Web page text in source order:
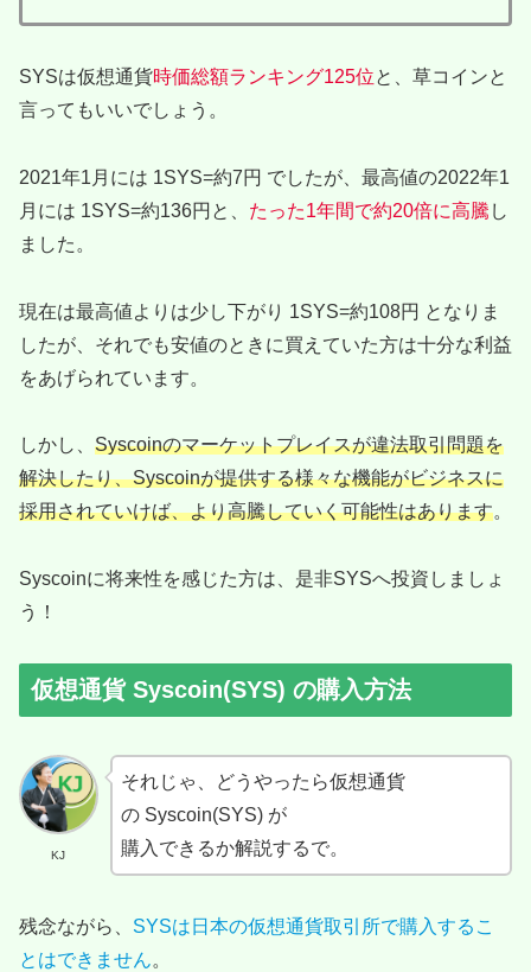
SYSは仮想通貨時価総額ランキング125位と、草コインと
言ってもいいでしょう。
2021年1月には 1SYS=約7円 でしたが、最高値の2022年1
月には 1SYS=約136円と、 たった1年間で約20倍に高騰 し
ました。
現在は最高値よりは少し下がり 1SYS=約108円 となりま
したが、それでも安値のときに買えていた方は十分な利益
をあげられています。
しかし、 Syscoinのマーケットプレイスが違法取引問題を
解決したり、Syscoinが提供する様々な機能がビジネスに
採用されていけば、より高騰していく可能性はあります。
Syscoinに将来性を感じた方は、是非SYSへ投資しましょ
う！
仮想通貨 Syscoin(SYS) の購入方法
KJ
それじゃ、どうやったら仮想通貨
の Syscoin(SYS) が
購入できるか解説するで。
残念ながら、 SYSは日本の仮想通貨取引所で購入するこ
とはできません。